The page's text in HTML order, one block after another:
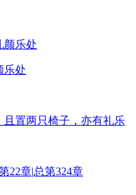
乐处
且置两只椅子，亦有礼乐
22章|总第324章